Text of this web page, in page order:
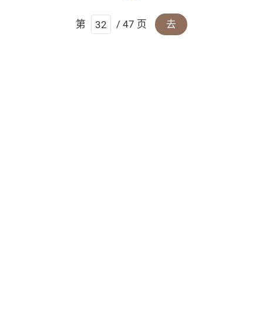
第 / 47 页 去